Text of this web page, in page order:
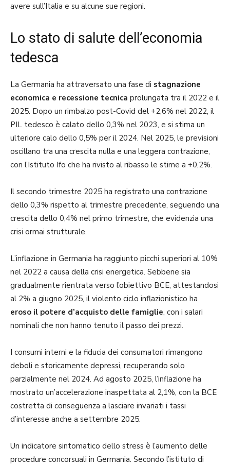
avere sull’Italia e su alcune sue regioni.
Lo stato di salute dell’economia
tedesca
La Germania ha attraversato una fase di stagnazione
economica e recessione tecnica prolungata tra il 2022 e il
2025. Dopo un rimbalzo post-Covid del +2,6% nel 2022, il
PIL tedesco è calato dello 0,3% nel 2023, e si stima un
ulteriore calo dello 0,5% per il 2024. Nel 2025, le previsioni
oscillano tra una crescita nulla e una leggera contrazione,
con l’Istituto Ifo che ha rivisto al ribasso le stime a +0,2%.
Il secondo trimestre 2025 ha registrato una contrazione
dello 0,3% rispetto al trimestre precedente, seguendo una
crescita dello 0,4% nel primo trimestre, che evidenzia una
crisi ormai strutturale.
L’inflazione in Germania ha raggiunto picchi superiori al 10%
nel 2022 a causa della crisi energetica. Sebbene sia
gradualmente rientrata verso l’obiettivo BCE, attestandosi
al 2% a giugno 2025, il violento ciclo inflazionistico ha
eroso il potere d’acquisto delle famiglie, con i salari
nominali che non hanno tenuto il passo dei prezzi.
I consumi interni e la fiducia dei consumatori rimangono
deboli e storicamente depressi, recuperando solo
parzialmente nel 2024. Ad agosto 2025, l’inflazione ha
mostrato un’accelerazione inaspettata al 2,1%, con la BCE
costretta di conseguenza a lasciare invariati i tassi
d’interesse anche a settembre 2025.
Un indicatore sintomatico dello stress è l’aumento delle
procedure concorsuali in Germania. Secondo l’istituto di